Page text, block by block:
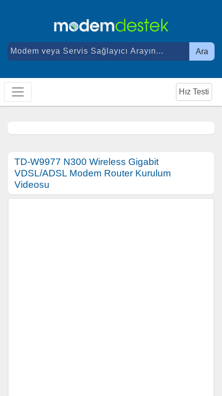
Ara
Hız Testi
TD-W9977 N300 Wireless Gigabit
VDSL/ADSL Modem Router Kurulum
Videosu